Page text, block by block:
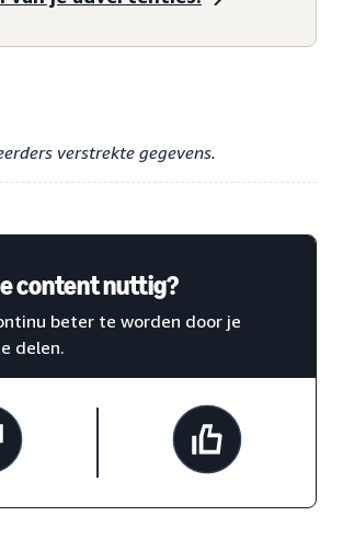
verstrekte gegevens.
content nuttig?
beter te worden door je
delen.